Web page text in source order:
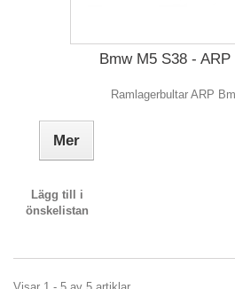
Bmw M5 S38 - ARP
Ramlagerbultar ARP
Mer
Lägg till i
önskelistan